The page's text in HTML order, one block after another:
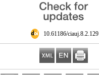
‎ 10.61186/ciauj.8.2.129